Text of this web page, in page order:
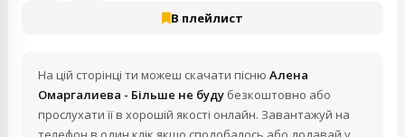
В плейлист
На цій сторінці ти можеш скачати пісню Алена
Омаргалиева - Більше не буду безкоштовно або
прослухати її в хорошій якості онлайн. Завантажуй на